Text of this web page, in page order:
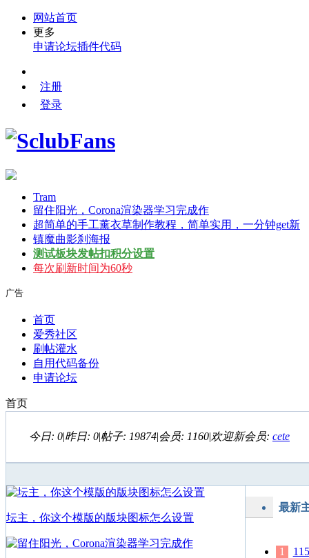
网站首页
更多
申请论坛插件代码
注册
登录
Tram
留住阳光，Corona渲染器学习完成作
超简单的手工薰衣草制作教程，简单实用，一分钟get新
镇魔曲影刹海报
测试板块发帖扣积分设置
每次刷新时间为60秒
广告
首页
爱秀社区
刷帖灌水
自用代码备份
申请论坛
首页
今日: 0|昨日: 0|帖子: 19874|会员: 1160|欢迎新会员: cete
坛主，你这个模版的版块图标怎么设置
最新